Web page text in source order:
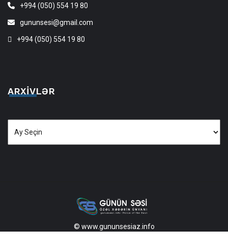
+994 (050) 554 19 80
gununsesi@gmail.com
+994 (050) 554 19 80
ARXIVLƏR
Arxivlər
© www.gununsesiaz.info